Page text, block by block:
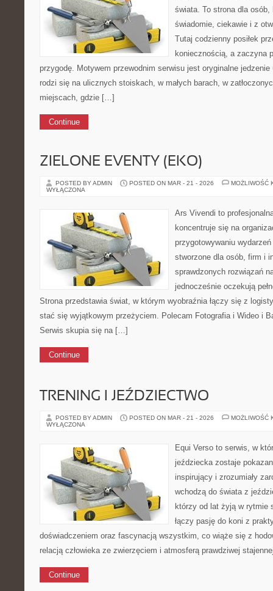
świata. To strona dla
świadomie, ciekawie i z
Tutaj codzienny posiłek
koniecznością, a zaczyna
przygodę. Motywem przewodnim serwisu jest oryginalne
rodzi się na ulicznych stoiskach, w małych barach, w
miejscach, gdzie […]
Continue
ZIELONE EVENTY (EKO)
POSTED BY ADMIN POSTED ON MAR - 21 - 2026
MOŻLIWOŚĆ
WYŁĄCZONA
Ars Vivendi to
koncentruje się na
przygotowywaniu
stworzone dla osób, firm i
sprawdzonych rozwiązań
jednocześnie oczekują
Strona przedstawia świat, w którym wyobraźnia łączy się z
stać się wyjątkowym przeżyciem. Polecam Fotografia i Wideo i
Serwis skupia się na […]
Continue
TRENING I JEŹDZIECTWO
POSTED BY ADMIN POSTED ON MAR - 21 - 2026
MOŻLIWOŚĆ
WYŁĄCZONA
Equi Verso to serwis, w
jeździecka zostaje
inspirujący i zrozumiały
wchodzą do świata z
którzy od lat żyją w rytmie
łączy pasję do koni z
doświadczeniem oraz fascynacją wszystkim, co wiąże się z
relacją człowieka ze zwierzęciem i atmosferą prawdziwej
Continue